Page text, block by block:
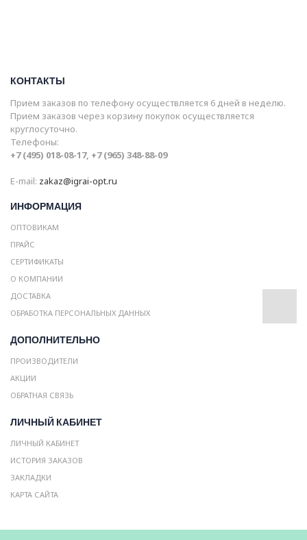
КОНТАКТЫ
Прием заказов по телефону осуществляется 6 дней в неделю.
Прием заказов через корзину покупок осуществляется
круглосуточно.
Телефоны:
+7 (495) 018-08-17, +7 (965) 348-88-09
E-mail: zakaz@igrai-opt.ru
ИНФОРМАЦИЯ
ОПТОВИКАМ
ПРАЙС
СЕРТИФИКАТЫ
О КОМПАНИИ
ДОСТАВКА
ОБРАБОТКА ПЕРСОНАЛЬНЫХ ДАННЫХ
ДОПОЛНИТЕЛЬНО
ПРОИЗВОДИТЕЛИ
АКЦИИ
ОБРАТНАЯ СВЯЗЬ
ЛИЧНЫЙ КАБИНЕТ
ЛИЧНЫЙ КАБИНЕТ
ИСТОРИЯ ЗАКАЗОВ
ЗАКЛАДКИ
КАРТА САЙТА